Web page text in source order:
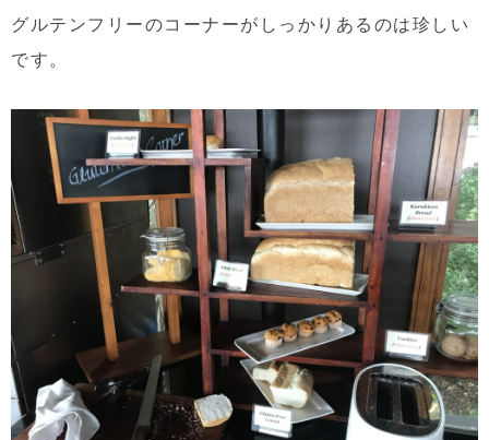
グルテンフリーのコーナーがしっかりあるのは珍しい
です。